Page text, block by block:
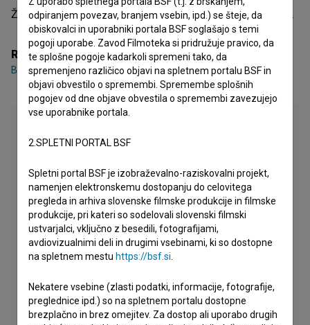
Žanrsko je opredeljen kot glasbeni. Režiser jeBojan Krajnc .
Režija
Bojan Krajnc
odpiranjem povezav, branjem vsebin, ipd.) se šteje, da
obiskovalci in uporabniki portala BSF soglašajo s temi
pogoji uporabe. Zavod Filmoteka si pridružuje pravico, da
te splošne pogoje kadarkoli spremeni tako, da
spremenjeno različico objavi na spletnem portalu BSF in
objavi obvestilo o spremembi. Spremembe splošnih
pogojev od dne objave obvestila o spremembi zavezujejo
vse uporabnike portala.
2.SPLETNI PORTAL BSF
Spletni portal BSF je izobraževalno-raziskovalni projekt,
namenjen elektronskemu dostopanju do celovitega
pregleda in arhiva slovenske filmske produkcije in filmske
produkcije, pri kateri so sodelovali slovenski filmski
ustvarjalci, vključno z besedili, fotografijami,
avdiovizualnimi deli in drugimi vsebinami, ki so dostopne
na spletnem mestu https://bsf.si
Nekatere vsebine (zlasti podatki, informacije, fotografije,
preglednice ipd.) so na spletnem portalu dostopne
brezplačno in brez omejitev. Za dostop ali uporabo drugih